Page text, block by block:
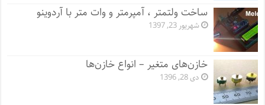
ساخت ولتمتر ، آمپرمتر و وات متر با آردوینو
شهریور 23, 1397
خازن‌های متغیر – انواع خازن‌ها
دی 28, 1396